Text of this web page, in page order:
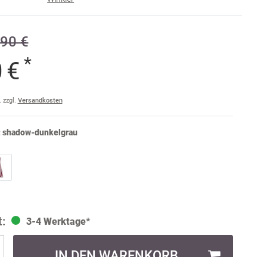
€
€ *
zzgl. Versandkosten
shadow-dunkelgrau
3-4 Werktage*